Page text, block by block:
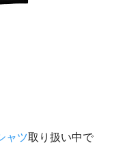
ャツ取り扱い中で